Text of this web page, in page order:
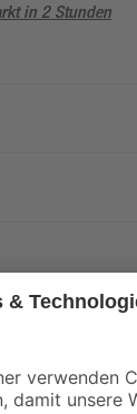
in 2 Stunden
und Aktionen